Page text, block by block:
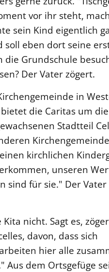
vor ihr steht,
sein Kind eigentlich
soll eben dort seine
Grundschule
Der Vater zögert.
in
die Caritas um die
Stadtteil
kirchlichen
unseren
sind für sie." Der Vater
nicht. Sagt es,
davon, dass sich
hier alle
Aus dem Ortsgefüge